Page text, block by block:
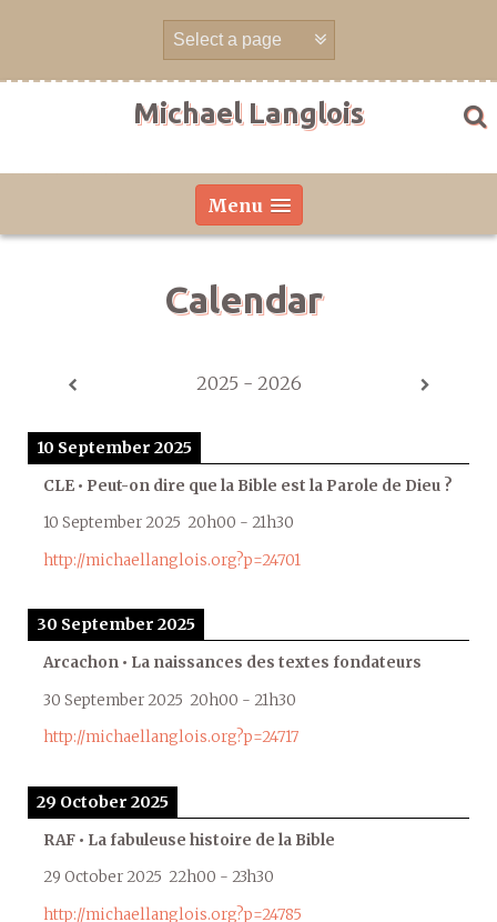
Michael Langlois
Menu
Calendar
2025 - 2026
10 September 2025
CLE • Peut-on dire que la Bible est la Parole de Dieu ?
10 September 2025 20h00 - 21h30
http://michaellanglois.org?p=24701
30 September 2025
Arcachon • La naissances des textes fondateurs
30 September 2025 20h00 - 21h30
http://michaellanglois.org?p=24717
29 October 2025
RAF • La fabuleuse histoire de la Bible
29 October 2025 22h00 - 23h30
http://michaellanglois.org?p=24785